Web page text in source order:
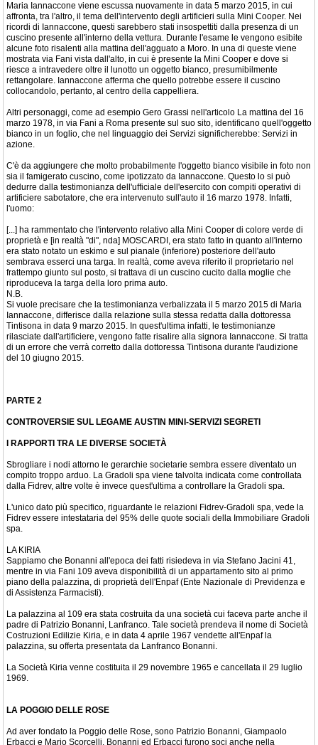
Maria Iannaccone viene escussa nuovamente in data 5 marzo 2015, in cui
affronta, tra l'altro, il tema dell'intervento degli artificieri sulla Mini Cooper. Nei
ricordi di Iannaccone, questi sarebbero stati insospettiti dalla presenza di un
cuscino presente all'interno della vettura. Durante l'esame le vengono esibite
alcune foto risalenti alla mattina dell'agguato a Moro. In una di queste viene
mostrata via Fani vista dall'alto, in cui è presente la Mini Cooper e dove si
riesce a intravedere oltre il lunotto un oggetto bianco, presumibilmente
rettangolare. Iannaccone afferma che quello potrebbe essere il cuscino
collocandolo, pertanto, al centro della cappelliera.
Altri personaggi, come ad esempio Gero Grassi nell'articolo La mattina del 16
marzo 1978, in via Fani a Roma presente sul suo sito, identificano quell'oggetto
bianco in un foglio, che nel linguaggio dei Servizi significherebbe: Servizi in
azione.
C'è da aggiungere che molto probabilmente l'oggetto bianco visibile in foto non
sia il famigerato cuscino, come ipotizzato da Iannaccone. Questo lo si può
dedurre dalla testimonianza dell'ufficiale dell'esercito con compiti operativi di
artificiere sabotatore, che era intervenuto sull'auto il 16 marzo 1978. Infatti,
l'uomo:
[...] ha rammentato che l'intervento relativo alla Mini Cooper di colore verde di
proprietà e [in realtà "di", nda] MOSCARDI, era stato fatto in quanto all'interno
era stato notato un eskimo e sul pianale (inferiore) posteriore dell'auto
sembrava esserci una targa. In realtà, come aveva riferito il proprietario nel
frattempo giunto sul posto, si trattava di un cuscino cucito dalla moglie che
riproduceva la targa della loro prima auto.
N.B.
Si vuole precisare che la testimonianza verbalizzata il 5 marzo 2015 di Maria
Iannaccone, differisce dalla relazione sulla stessa redatta dalla dottoressa
Tintisona in data 9 marzo 2015. In quest'ultima infatti, le testimonianze
rilasciate dall'artificiere, vengono fatte risalire alla signora Iannaccone. Si tratta
di un errore che verrà corretto dalla dottoressa Tintisona durante l'audizione
del 10 giugno 2015.
PARTE 2
CONTROVERSIE SUL LEGAME AUSTIN MINI-SERVIZI SEGRETI
I RAPPORTI TRA LE DIVERSE SOCIETÀ
Sbrogliare i nodi attorno le gerarchie societarie sembra essere diventato un
compito troppo arduo. La Gradoli spa viene talvolta indicata come controllata
dalla Fidrev, altre volte è invece quest'ultima a controllare la Gradoli spa.
L'unico dato più specifico, riguardante le relazioni Fidrev-Gradoli spa, vede la
Fidrev essere intestataria del 95% delle quote sociali della Immobiliare Gradoli
spa.
LA KIRIA
Sappiamo che Bonanni all'epoca dei fatti risiedeva in via Stefano Jacini 41,
mentre in via Fani 109 aveva disponibilità di un appartamento sito al primo
piano della palazzina, di proprietà dell'Enpaf (Ente Nazionale di Previdenza e
di Assistenza Farmacisti).
La palazzina al 109 era stata costruita da una società cui faceva parte anche il
padre di Patrizio Bonanni, Lanfranco. Tale società prendeva il nome di Società
Costruzioni Edilizie Kiria, e in data 4 aprile 1967 vendette all'Enpaf la
palazzina, su offerta presentata da Lanfranco Bonanni.
La Società Kiria venne costituita il 29 novembre 1965 e cancellata il 29 luglio
1969.
LA POGGIO DELLE ROSE
Ad aver fondato la Poggio delle Rose, sono Patrizio Bonanni, Giampaolo
Erbacci e Mario Scorcelli. Bonanni ed Erbacci furono soci anche nella